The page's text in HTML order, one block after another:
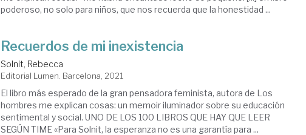
poderoso, no solo para niños, que nos recuerda que la honestidad ...
Recuerdos de mi inexistencia
Solnit, Rebecca
Editorial Lumen. Barcelona, 2021
El libro más esperado de la gran pensadora feminista, autora de Los
hombres me explican cosas: un memoir iluminador sobre su educación
sentimental y social. UNO DE LOS 100 LIBROS QUE HAY QUE LEER
SEGÚN TIME «Para Solnit, la esperanza no es una garantía para ...